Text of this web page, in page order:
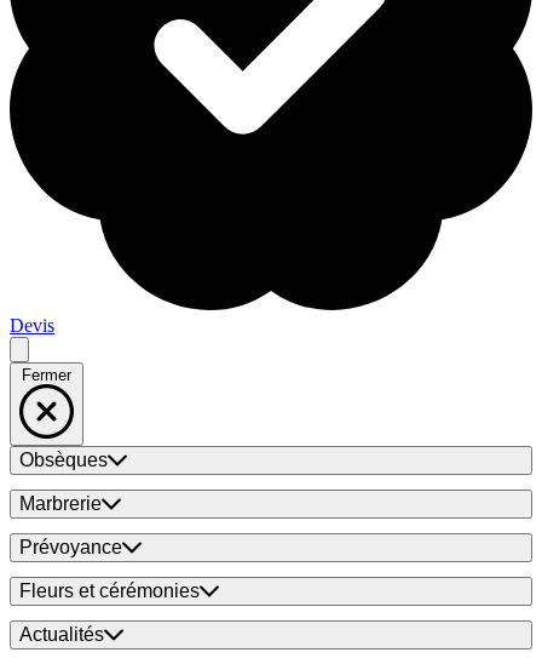
Devis
Fermer
Obsèques
Marbrerie
Prévoyance
Fleurs et cérémonies
Actualités